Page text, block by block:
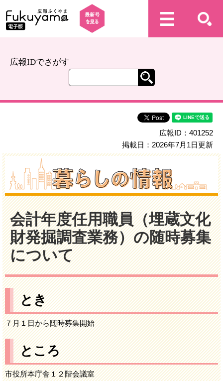
広報IDでさがす
広報ID：401252
掲載日：2026年7月1日更新
会計年度任用職員（埋蔵文化
財発掘調査業務）の随時募集
について
とき
７月１日から随時募集開始
ところ
市役所本庁舎１２階会議室